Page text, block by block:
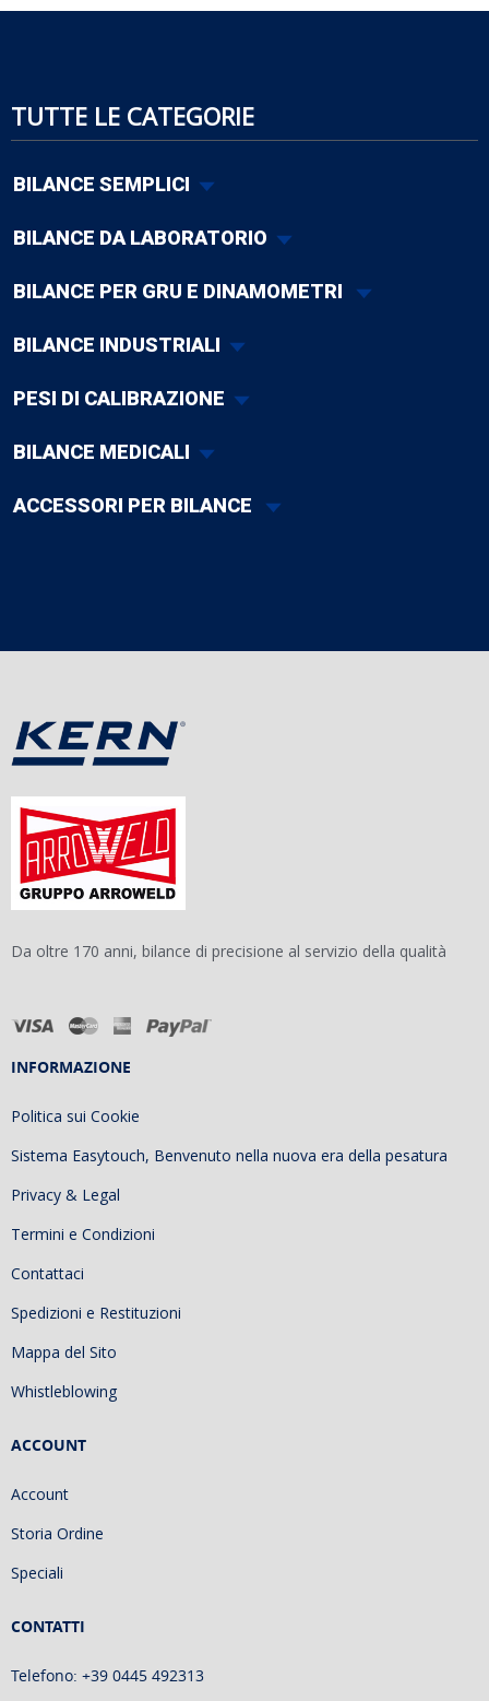
TUTTE LE CATEGORIE
BILANCE SEMPLICI
BILANCE DA LABORATORIO
BILANCE PER GRU E DINAMOMETRI
BILANCE INDUSTRIALI
PESI DI CALIBRAZIONE
BILANCE MEDICALI
ACCESSORI PER BILANCE
Da oltre 170 anni, bilance di precisione al servizio della qualità
INFORMAZIONE
Politica sui Cookie
Sistema Easytouch, Benvenuto nella nuova era della pesatura
Privacy & Legal
Termini e Condizioni
Contattaci
Spedizioni e Restituzioni
Mappa del Sito
Whistleblowing
ACCOUNT
Account
Storia Ordine
Speciali
CONTATTI
Telefono: +39 0445 492313